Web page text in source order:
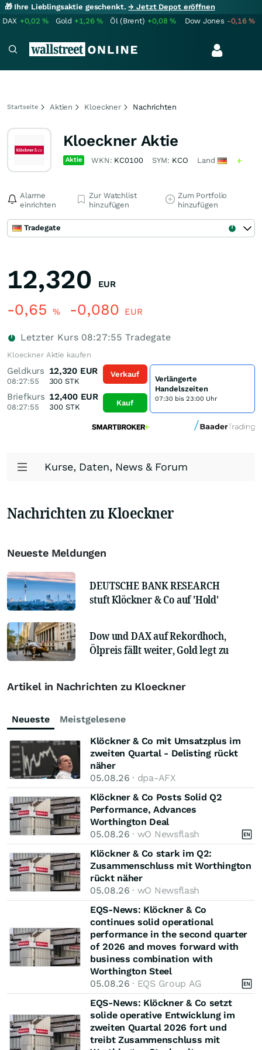
🎁 Ihre Lieblingsaktie geschenkt.→ Jetzt Depot eröffnen
DAX +0,02% Gold +1,26% Öl (Brent) +0,08% Dow Jones -0,16%
Startseite Aktien Kloeckner Nachrichten
Kloeckner Aktie
Aktie WKN: KC0100 SYM: KCO Land
Alarme
einrichten
Zur Watchlist
hinzufügen
Zum Portfolio
hinzufügen
Tradegate
12,320 EUR
-0,65 % -0,080 EUR
Letzter Kurs 08:27:55 Tradegate
Kloeckner Aktie kaufen
Geldkurs
08:27:55
12,320 EUR
300 STK
Briefkurs
08:27:55
12,400 EUR
300STK
Verkauf
Kauf
Verlängerte
Handelszeiten
07:30 bis 23:00 Uhr
Kurse, Daten, News & Forum
Nachrichten zu Kloeckner
Neueste Meldungen
DEUTSCHE BANK RESEARCH
stuft Klöckner & Co auf 'Hold'
Dow und DAX auf Rekordhoch,
Ölpreis fällt weiter, Gold legt zu
Artikel in Nachrichten zu Kloeckner
Neueste
Meistgelesene
Klöckner & Co mit Umsatzplus im
zweiten Quartal - Delisting rückt
näher
05.08.26 · dpa-AFX
Klöckner & Co Posts Solid Q2
Performance, Advances
Worthington Deal
05.08.26 · wO Newsflash
Klöckner & Co stark im Q2:
Zusammenschluss mit Worthington
rückt näher
05.08.26 · wO Newsflash
EQS-News: Klöckner & Co
continues solid operational
performance in the second quarter
of 2026 and moves forward with
business combination with
Worthington Steel
05.08.26 · EQS Group AG
EQS-News: Klöckner & Co setzt
solide operative Entwicklung im
zweiten Quartal 2026 fort und
treibt Zusammenschluss mit